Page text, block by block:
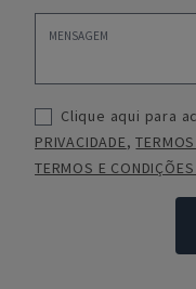
Clique aqui para
PRIVACIDADE,
TERMOS E